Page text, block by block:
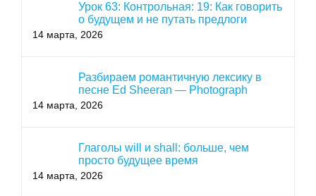
Урок 63: Контрольная: 19: Как говорить
о будущем и не путать предлоги
14 марта, 2026
Разбираем романтичную лексику в
песне Ed Sheeran — Photograph
14 марта, 2026
Глаголы will и shall: больше, чем
просто будущее время
14 марта, 2026